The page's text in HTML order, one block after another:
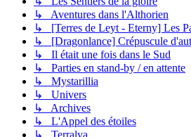
↳ Aventures dans l'Althorien
↳ [Terres de Leyt - Eterny] Les
↳ [Dragonlance] Crépuscule
↳ Il était une fois dans le Sud
↳ Parties en stand-by / en attente
↳ Mystarillia
↳ Univers
↳ Archives
↳ L'Appel des étoiles